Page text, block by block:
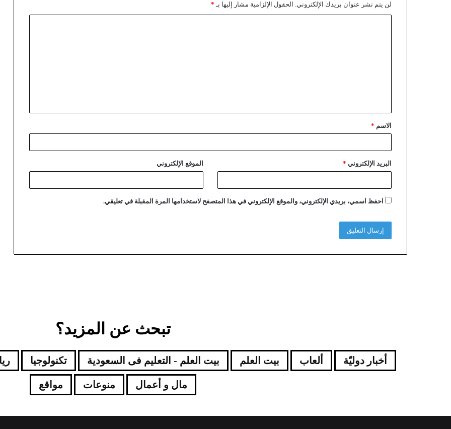
لن يتم نشر عنوان بريدك الإلكتروني. الحقول الإلزامية مشار إليها بـ *
الاسم *
البريد الإلكتروني * الموقع الإلكتروني
احفظ اسمي، بريدي الإلكتروني، والموقع الإلكتروني في هذا المتصفح لاستخدامها المرة المقبلة في تعليقي.
تبحث عن المزيد؟
أخبار دوليّة ألعاب بيت العلم بيت العلم - التعليم فى السعودية تكنولوجيا
مال و أعمال منوعات مواقع